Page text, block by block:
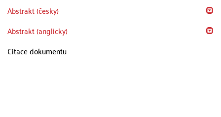
Abstrakt (česky)
Abstrakt (anglicky)
Citace dokumentu